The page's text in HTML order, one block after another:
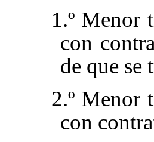
1.º Menor
con
de que se
2.º Menor
con